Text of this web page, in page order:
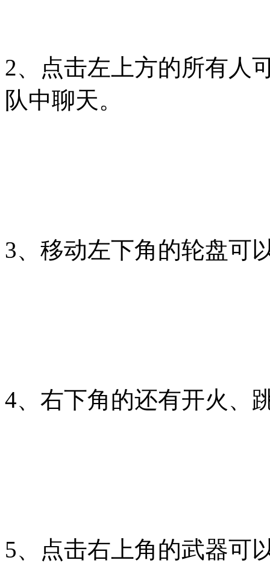
2、点击左上方的所有人
队中聊天。
3、移动左下角的轮盘可
4、右下角的还有开火、
5、点击右上角的武器可